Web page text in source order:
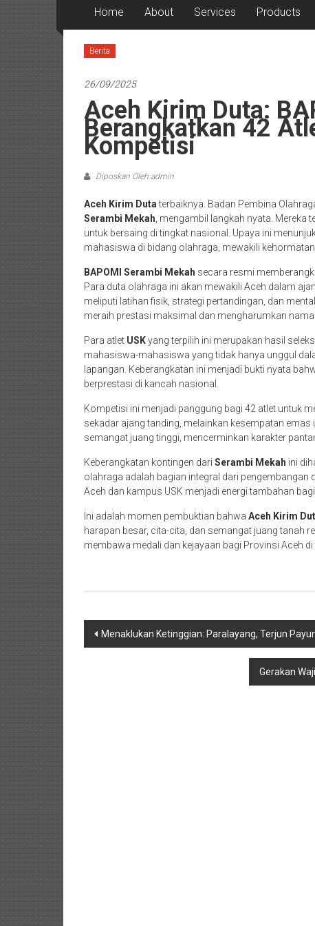
Home About Services Products
Berita
26/09/2025
Aceh Kirim Duta:
Berangkatkan 42
Kompetisi
Diposkan Oleh:admin
Aceh Kirim Dutaterbaiknya. Badan Pembina
Serambi Mekah , mengambil langkah nyata. Mereka
untuk bersaing di tingkat nasional. Upaya ini
mahasiswa di bidang olahraga, mewakili kehormatan
BAPOMI Serambi Mekah secara resmi
Para duta olahraga ini akan mewakili Aceh dalam
meliputi latihan fisik, strategi pertandingan, dan
meraih prestasi maksimal dan mengharumkan nama
Para atlet USKyang terpilih ini merupakan hasil
mahasiswa-mahasiswa yang tidak hanya unggul
lapangan. Keberangkatan ini menjadi bukti nyata
berprestasi di kancah nasional.
Kompetisi ini menjadi panggung bagi 42 atlet untuk
sekadar ajang tanding, melainkan kesempatan
semangat juang tinggi, mencerminkan karakter
Keberangkatan kontingen dari Serambi Mekah ini
olahraga adalah bagian integral dari
Aceh dan kampus USK menjadi energi tambahan
Ini adalah momen pembuktian bahwa Aceh Kirim
harapan besar, cita-cita, dan semangat juang tanah
membawa medali dan kejayaan bagi Provinsi Aceh
Navigasi
Menaklukan Ketinggian: Paralayang, Terjun
Gerakan